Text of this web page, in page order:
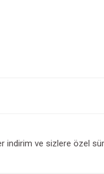
indirim ve sizlere özel